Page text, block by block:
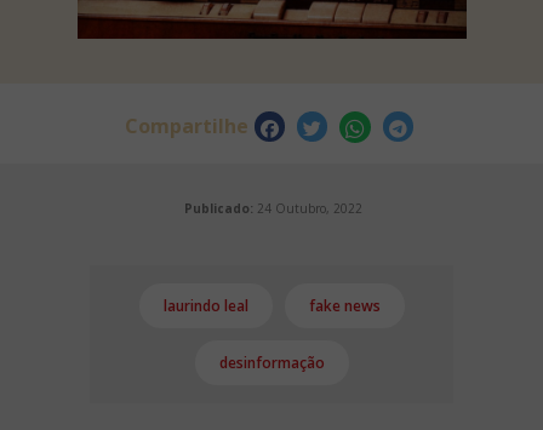
Compartilhe
Publicado: 24 Outubro, 2022
laurindo leal fake news
desinformação